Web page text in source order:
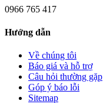
0966 765 417
Hướng dẫn
Về chúng tôi
Báo giá và hỗ trợ
Câu hỏi thường gặp
Góp ý báo lỗi
Sitemap